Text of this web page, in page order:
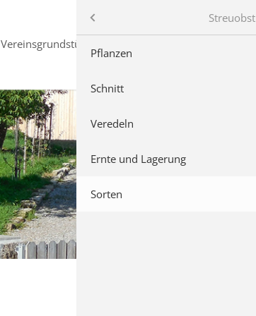
Kontakt
Vereinsgrundstücke
Obstbauring Winterbach - Rohrbronn e.V.
Streuobst
Streuobst
Pflanzen
Schnitt
Veredeln
Ernte und Lagerung
Sorten